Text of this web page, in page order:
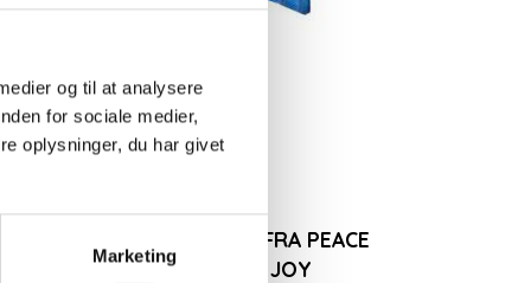
og til at analysere
for sociale medier,
oplysninger, du har givet
Marketing
SILKEBLUSE FRA PEACE
HEART JOY